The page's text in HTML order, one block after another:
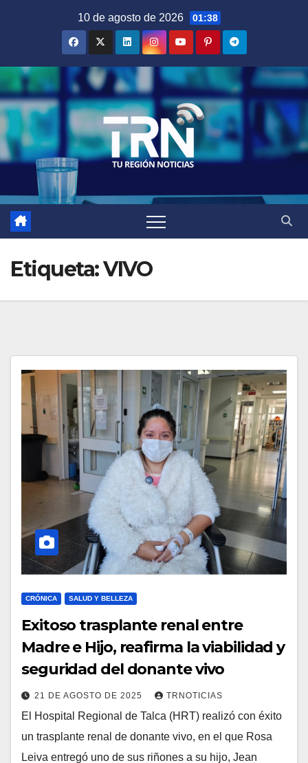
10 de agosto de 2026 01:38
Etiqueta:VIVO
CRÓNICA SALUD Y BELLEZA
Exitoso trasplante renal entre
Madre e Hijo, reafirma la viabilidad y
seguridad del donante vivo
21 DE AGOSTO DE 2025 TRNOTICIAS
El Hospital Regional de Talca (HRT) realizó con éxito
un trasplante renal de donante vivo, en el que Rosa
Leiva entregó uno de sus riñones a su hijo, Jean